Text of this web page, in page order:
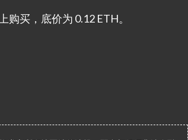
购买，底价为 0.12 ETH。